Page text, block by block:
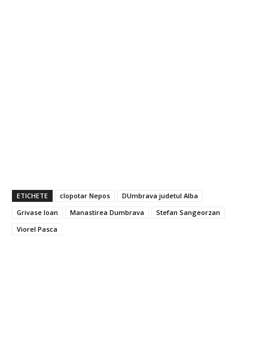
ETICHETE clopotar Nepos
DUmbrava judetul Alba
Grivase Ioan
Manastirea Dumbrava
Stefan Sangeorzan
Viorel Pasca